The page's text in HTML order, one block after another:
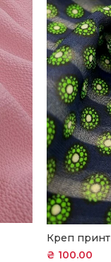
Креп принт
₴ 100.00